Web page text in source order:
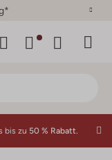
bis zu 50 % Rabatt.